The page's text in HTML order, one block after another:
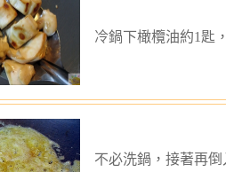
冷鍋下橄欖油約1匙
不必洗鍋，接著再